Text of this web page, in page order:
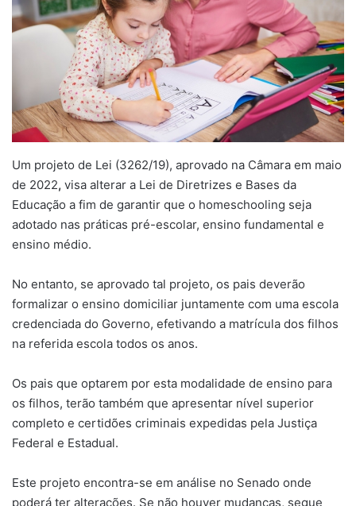
Um projeto de Lei (3262/19), aprovado na Câmara em maio
de 2022, visa alterar a Lei de Diretrizes e Bases da
Educação a fim de garantir que o homeschooling seja
adotado nas práticas pré-escolar, ensino fundamental e
ensino médio.
No entanto, se aprovado tal projeto, os pais deverão
formalizar o ensino domiciliar juntamente com uma escola
credenciada do Governo, efetivando a matrícula dos filhos
na referida escola todos os anos.
Os pais que optarem por esta modalidade de ensino para
os filhos, terão também que apresentar nível superior
completo e certidões criminais expedidas pela Justiça
Federal e Estadual.
Este projeto encontra-se em análise no Senado onde
poderá ter alterações. Se não houver mudanças, segue